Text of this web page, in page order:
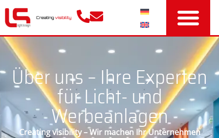
Über uns – Ihre Experten
für Licht- und
Werbeanlagen
Creating visibility – Wir machen Ihr Unternehmen